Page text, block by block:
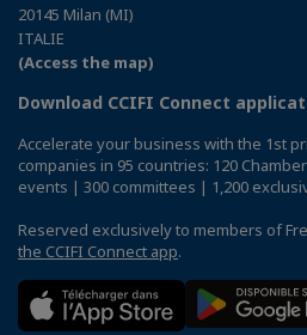
20145 Milan (MI)
ITALIE
(Access the map)
Download CCIFI Connect
Accelerate your business with the 1st
companies in 95 countries: 120
events | 300 committees | 1,200
Reserved exclusively to members of
the CCIFI Connect app.